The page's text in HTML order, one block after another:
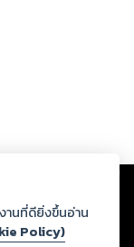
าละเมิดสิทธิใน
ลธรรม ดังนั้น ผู้อ่าน
ละหากท่านพบว่าส่วน
านที่ดียิ่งขึ้นอ่าน
Policy)